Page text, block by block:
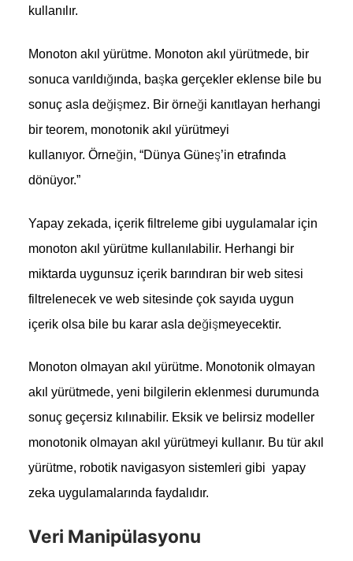
kullanılır.
Monoton akıl yürütme. Monoton akıl yürütmede, bir
sonuca varıldığında, başka gerçekler eklense bile bu
sonuç asla değişmez. Bir örneği kanıtlayan herhangi
bir teorem, monotonik akıl yürütmeyi
kullanıyor. Örneğin, “Dünya Güneş’in etrafında
dönüyor.”
Yapay zekada, içerik filtreleme gibi uygulamalar için
monoton akıl yürütme kullanılabilir. Herhangi bir
miktarda uygunsuz içerik barındıran bir web sitesi
filtrelenecek ve web sitesinde çok sayıda uygun
içerik olsa bile bu karar asla değişmeyecektir.
Monoton olmayan akıl yürütme. Monotonik olmayan
akıl yürütmede, yeni bilgilerin eklenmesi durumunda
sonuç geçersiz kılınabilir. Eksik ve belirsiz modeller
monotonik olmayan akıl yürütmeyi kullanır. Bu tür akıl
yürütme, robotik navigasyon sistemleri gibi yapay
zeka uygulamalarında faydalıdır.
Veri Manipülasyonu